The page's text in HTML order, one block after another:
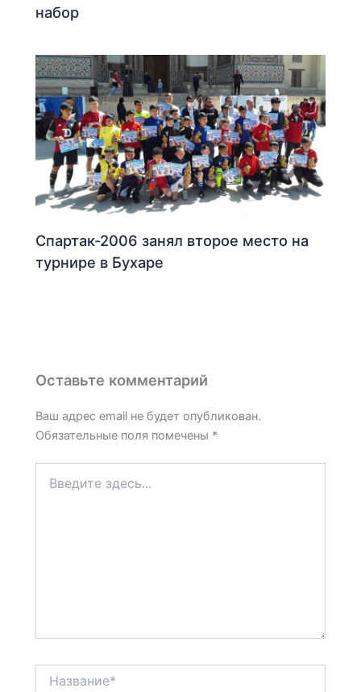
набор
Спартак-2006 занял второе место на
турнире в Бухаре
Оставьте комментарий
Ваш адрес email не будет опубликован.
Обязательные поля помечены *
здесь...